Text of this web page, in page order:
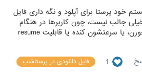
خود پرستا برای آپلود و نگه داری فایل
مگابایت خیلی جالب نیست، چون کاربرها در هنگام
دانلود کردن به مشکل میخورن، یا سرعتشون کنده یا قابلیت resume
1 فایل دانلودی در پرستاشاپ